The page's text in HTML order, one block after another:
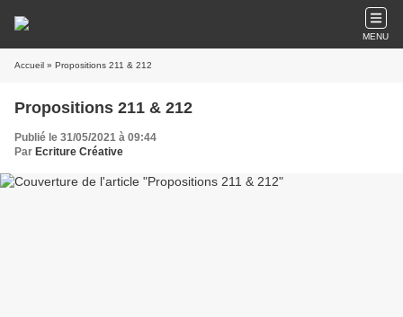
MENU
Accueil » Propositions 211 & 212
Propositions 211 & 212
Publié le 31/05/2021 à 09:44
Par Ecriture Créative